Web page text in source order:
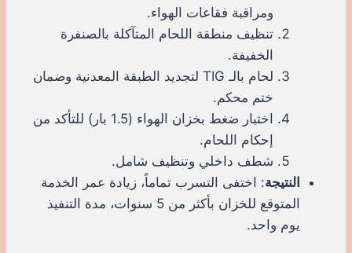
ومراقبة فقاعات الهواء.
تنظيف منطقة اللحام المتآكلة بالصنفرة
الخفيفة.
لحام بالـ TIG لتجديد الطبقة المعدنية وضمان
ختم محكم.
اختبار ضغط بخزان الهواء (1.5 بار) للتأكد من
إحكام اللحام.
شطف داخلي وتنظيف شامل.
النتيجة: اختفى التسرب تماماً، زيادة عمر الخدمة
المتوقع للخزان بأكثر من 5 سنوات، مدة التنفيذ
يوم واحد.